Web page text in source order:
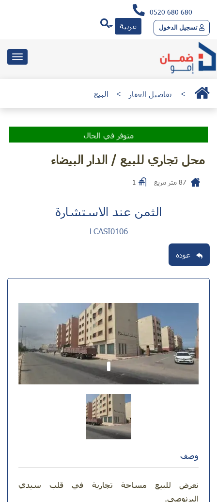
0520 680 680
تسجيل الدخول
عربية
> تفاصيل العقار > البيع
متوفر في الحال
محل تجاري للبيع / الدار البيضاء
متر مربع 1
الثمن عند الاستشارة
LCASI0106
عودة
وصف
نعرض للبيع مساحة تجارية في قلب سيدي
البرنوصي.